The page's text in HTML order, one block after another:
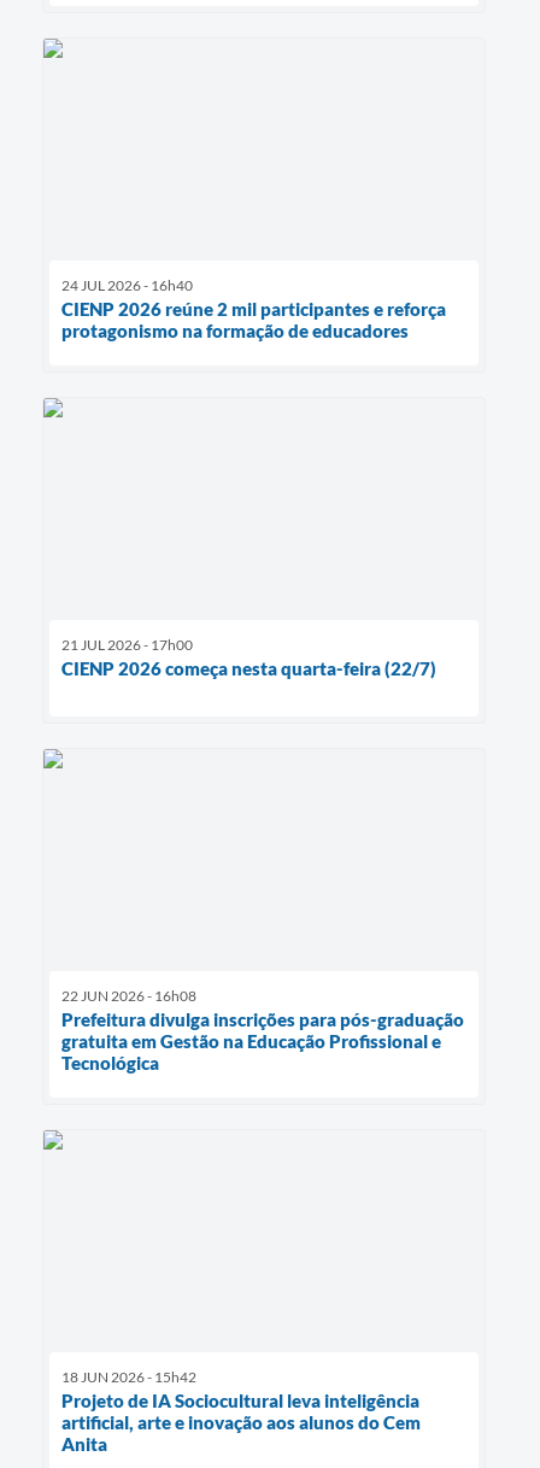
24 JUL 2026 - 16h40
CIENP 2026 reúne 2 mil participantes e reforça
protagonismo na formação de educadores
21 JUL 2026 - 17h00
CIENP 2026 começa nesta quarta-feira (22/7)
22 JUN 2026 - 16h08
Prefeitura divulga inscrições para pós-graduação
gratuita em Gestão na Educação Profissional e
Tecnológica
18 JUN 2026 - 15h42
Projeto de IA Sociocultural leva inteligência
artificial, arte e inovação aos alunos do Cem
Anita